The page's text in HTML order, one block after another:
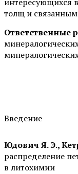
толщ и
Ответственные
Введение
Юдович Я. Э.,
распределение
в литохимии